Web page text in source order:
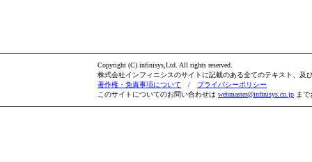
Copyright (C) infinisys,Ltd. All rights reserved.
株式会社インフィニシスのサイトに記載のある全てのテキスト、及
著作権・免責事項について / プライバシーポリシー
このサイトについてのお問い合わせは webmaster@infinisys.co.jp ま